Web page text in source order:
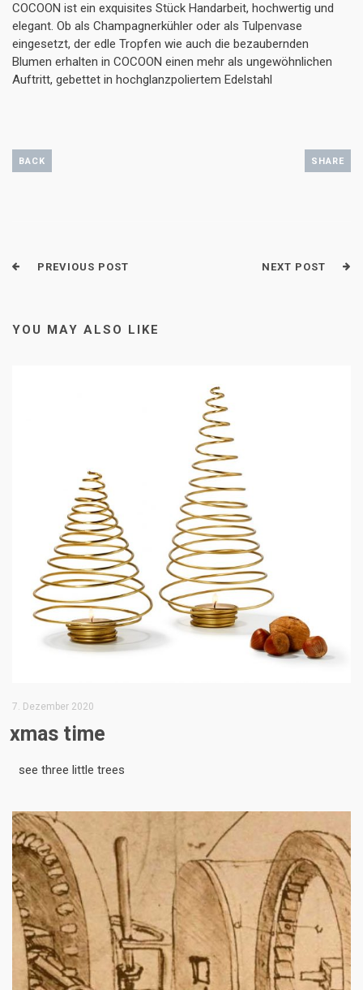
COCOON ist ein exquisites Stück Handarbeit, hochwertig und
elegant. Ob als Champagnerkühler oder als Tulpenvase
eingesetzt, der edle Tropfen wie auch die bezaubernden
Blumen erhalten in COCOON einen mehr als ungewöhnlichen
Auftritt, gebettet in hochglanzpoliertem Edelstahl
BACK SHARE
PREVIOUS POST NEXT POST
YOU MAY ALSO LIKE
7. Dezember 2020
xmas time
see three little trees